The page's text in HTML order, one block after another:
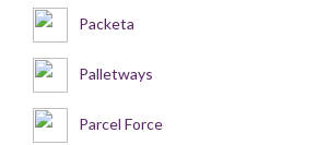
Packeta
Palletways
Parcel Force